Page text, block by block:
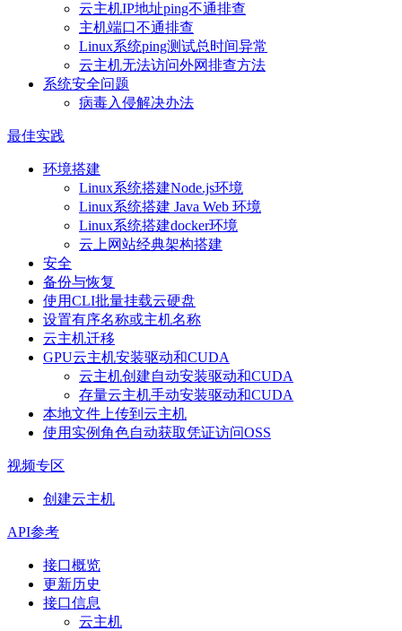
云主机IP地址ping不通排查
主机端口不通排查
Linux系统ping测试总时间异常
云主机无法访问外网排查方法
系统安全问题
病毒入侵解决办法
最佳实践
环境搭建
Linux系统搭建Node.js环境
Linux系统搭建 Java Web 环境
Linux系统搭建docker环境
云上网站经典架构搭建
安全
备份与恢复
使用CLI批量挂载云硬盘
设置有序名称或主机名称
云主机迁移
GPU云主机安装驱动和CUDA
云主机创建自动安装驱动和CUDA
存量云主机手动安装驱动和CUDA
本地文件上传到云主机
使用实例角色自动获取凭证访问OSS
视频专区
创建云主机
API参考
接口概览
更新历史
接口信息
云主机